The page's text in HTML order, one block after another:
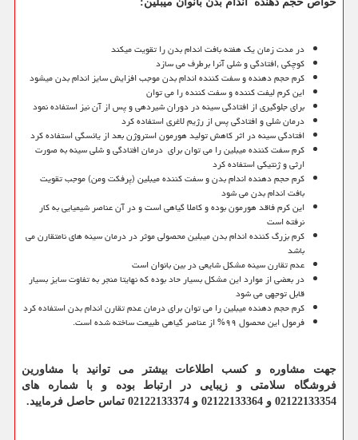
در مدت زمان یک هفته بافت اندام بدن را تقویت میکند
کوچکی ,افتادگی و شلی آنرا برطرف می سازد
کرم حجم دهنده و سفت کننده اندام بدن موجب افزایش سایز اندام بدن میشود
این کرم لیفت کننده و سفت کننده را می توان
برای جلوگیری از افتادگی سینه در دوران شیردهی و پس از آن نیز استفاده نمود
درمان شلی و افتادگی پس از رژیم لاغری استفاده کرد
افتادگی سینه در اثر کاهش تولید هورمون استروژن بعد از یائسگی استفاده کرد
کرم سفت کننده میبلین را می توان برای درمان افتادگی و شلی سینه به صورت
ارثی و ژنتیکی استفاده کرد
کرم حجم دهنده اندام بدن و سفت کننده میبلین (پرفکت ومن) موجب تقویت
بافت اندام بدن می شود
این کرم فاقد هورمون بوده و کاملا گیاهی است و در آن عناصر شیمیایی به کار
نرفته است
کرم بزرگ کننده اندام بدن میبلین محصولی موثر در درمان سینه های نامتقارن می
باشد
عدم تقارن سینه مشکل شایعی در بین بانوان است
در بعضی از موارد این مشکل بسیار حاد بوده که نهایتا منجر به تفاوت سایز بسیار
قابل توجهی می شود
کرم حجم دهنده میبلین را می توان برای درمان عدم تقارن اندام بدن استفاده کرد
فرمول این محصول ۹۹% از عناصر گیاهی طبیعت ساخته شده است.
جهت مشاوره و کسب اطلاعات بیشتر می توانید با مشاورین
فروشگاه سلامتی و زیبایی در ارتباط بوده و با شماره های
02122133354 و 02122133364 و 02122133374 تماس حاصل فرمایید.